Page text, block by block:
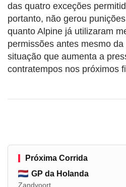
das quatro exceções
portanto, não gerou
quanto Alpine já utilizaram
permissões antes mesmo
situação que aumenta a
contratempos nos próximos
Próxima Corrida
GP da Holanda
Zandvoort